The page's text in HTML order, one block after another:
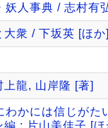
妖人事典 / 志村有
衆 / 下坂英 [ほ
上龍, 山岸隆 [著]
わかには信じがた
編 ; 片山美佳子 [